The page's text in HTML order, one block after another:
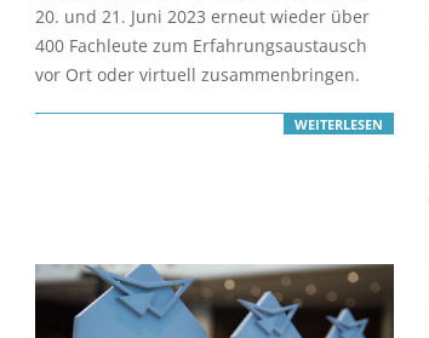
20. und 21. Juni 2023 erneut wieder über
400 Fachleute zum Erfahrungsaustausch
vor Ort oder virtuell zusammenbringen.
WEITERLESEN